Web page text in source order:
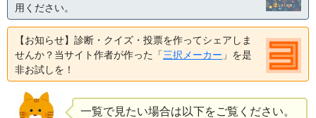
用ください。
【お知らせ】診断・クイズ・投票を作ってシェアしま
せんか？当サイト作者が作った「三択メーカー 」を是
非お試しを！
一覧で見たい場合は以下をご覧ください。